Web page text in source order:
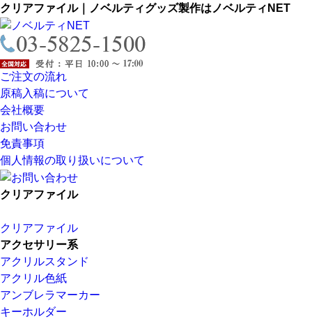
クリアファイル｜ノベルティグッズ製作はノベルティNET
ご注文の流れ
原稿入稿について
会社概要
お問い合わせ
免責事項
個人情報の取り扱いについて
クリアファイル
クリアファイル
アクセサリー系
アクリルスタンド
アクリル色紙
アンブレラマーカー
キーホルダー